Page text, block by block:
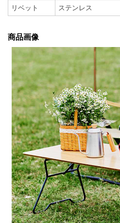
リベット ステンレス
商品画像